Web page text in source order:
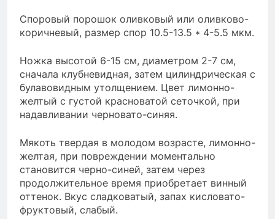
Споровый порошок оливковый или оливково-
коричневый, размер спор 10.5-13.5 * 4-5.5 мкм.
Ножка высотой 6-15 см, диаметром 2-7 см,
сначала клубневидная, затем цилиндрическая с
булавовидным утолщением. Цвет лимонно-
желтый с густой красноватой сеточкой, при
надавливании черновато-синяя.
Мякоть твердая в молодом возрасте, лимонно-
желтая, при повреждении моментально
становится черно-синей, затем через
продолжительное время приобретает винный
оттенок. Вкус сладковатый, запах кисловато-
фруктовый, слабый.